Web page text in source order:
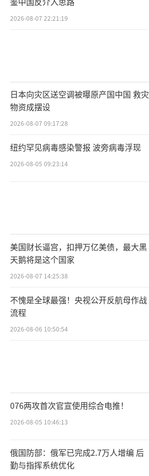
2026-08-07 22:21:19
日本向灾区送空调被曝原产国中国 救灾
物资成摆设
2026-08-07 09:17:28
纽约罕见病毒感染警报 波旁病毒浮现
2026-08-05 09:23:14
美国财长逼宫，扣押万亿美债，最大黑
天鹅将是这个国家
2026-08-07 14:25:38
不愧是全球最强！央视公开反航母作战
流程
2026-08-06 10:50:54
076两攻首次官宣使用综合电推！
2026-08-05 10:46:13
俄国防部：俄军已完成2.7万人增编 后
勤与指挥系统优化